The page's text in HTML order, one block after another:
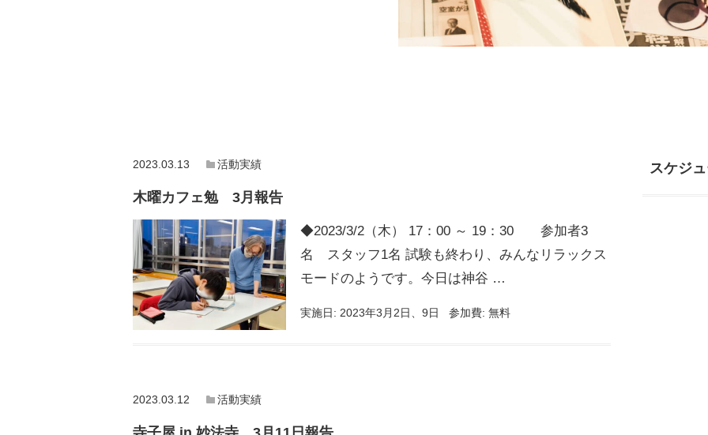
2023.03.13 活動実績
木曜カフェ勉 3月報告
◆2023/3/2（木） 17：00 ～ 19：30 参加者3
名 スタッフ1名 試験も終わり、みんなリラックス
モードのようです。今日は神谷 …
実施日: 2023年3月2日、9日 参加費: 無料
2023.03.12 活動実績
スケジ